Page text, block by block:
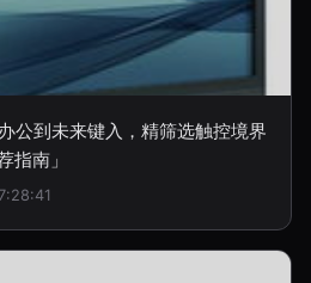
公到未来键入，精筛选触控境界
指南」